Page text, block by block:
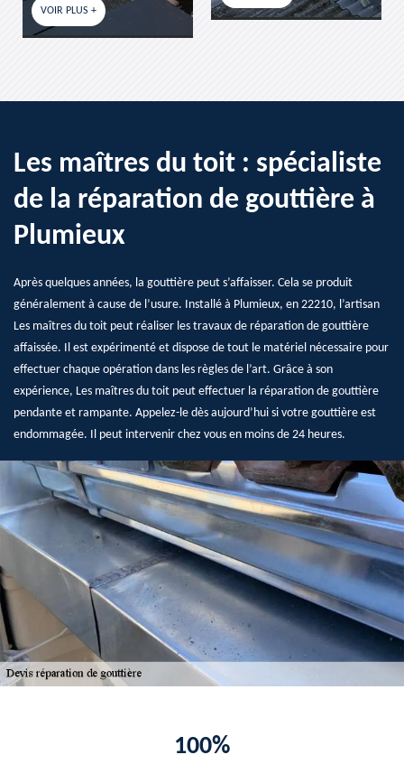
Les maîtres du toit : spécialiste
de la réparation de gouttière à
Plumieux
Après quelques années, la gouttière peut s’affaisser. Cela se produit
généralement à cause de l’usure. Installé à Plumieux, en 22210, l’artisan
Les maîtres du toit peut réaliser les travaux de réparation de gouttière
affaissée. Il est expérimenté et dispose de tout le matériel nécessaire pour
effectuer chaque opération dans les règles de l’art. Grâce à son
expérience, Les maîtres du toit peut effectuer la réparation de gouttière
pendante et rampante. Appelez-le dès aujourd’hui si votre gouttière est
endommagée. Il peut intervenir chez vous en moins de 24 heures.
100%